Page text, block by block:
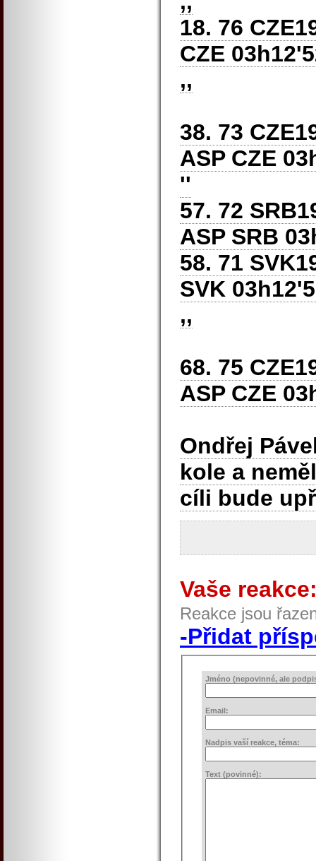
18. 76
CZE
,,
38. 73
ASP CZE
''
57. 72
ASP SRB
58. 71
SVK
,,
68. 75
ASP CZE
Ondřej
kole a
cíli bude
Vaše
Reakce jsou
-Přidat
Jméno (nepovinné, ale
Email:
Nadpis vaší reakce, téma:
Text (povinné):